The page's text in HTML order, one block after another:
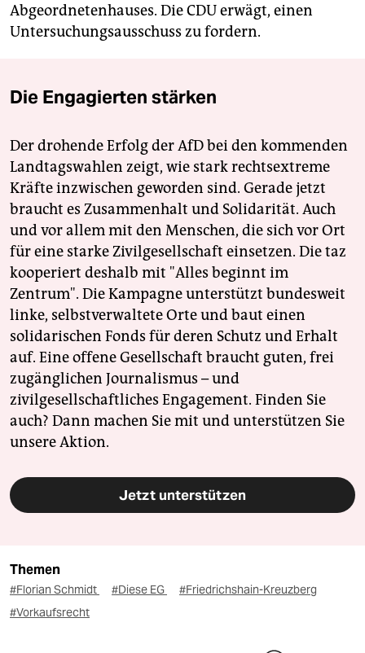
Abgeordnetenhauses. Die CDU erwägt, einen
Untersuchungsausschuss zu fordern.
Die Engagierten stärken
Der drohende Erfolg der AfD bei den kommenden
Landtagswahlen zeigt, wie stark rechtsextreme
Kräfte inzwischen geworden sind. Gerade jetzt
braucht es Zusammenhalt und Solidarität. Auch
und vor allem mit den Menschen, die sich vor Ort
für eine starke Zivilgesellschaft einsetzen. Die taz
kooperiert deshalb mit "Alles beginnt im
Zentrum". Die Kampagne unterstützt bundesweit
linke, selbstverwaltete Orte und baut einen
solidarischen Fonds für deren Schutz und Erhalt
auf. Eine offene Gesellschaft braucht guten, frei
zugänglichen Journalismus – und
zivilgesellschaftliches Engagement. Finden Sie
auch? Dann machen Sie mit und unterstützen Sie
unsere Aktion.
Jetzt unterstützen
Themen
#Florian Schmidt #Diese EG
#Friedrichshain-Kreuzberg
#Vorkaufsrecht